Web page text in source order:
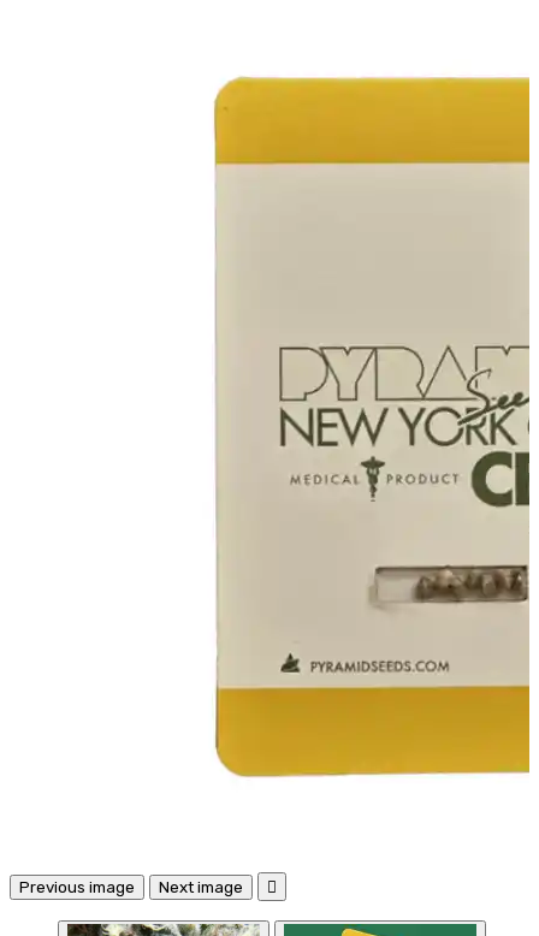
Previous image Next image 